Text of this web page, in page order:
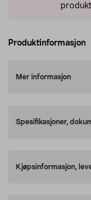
Produktinformasjon
Mer informasjon
Spesifikasjoner,
Kjøpsinformasjon,